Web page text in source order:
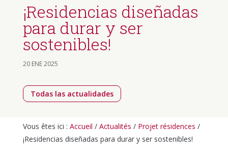
¡Residencias diseñadas
para durar y ser
sostenibles!
20 ENE 2025
Todas las actualidades
Vous êtes ici : Accueil / Actualités / Projet résidences /
¡Residencias diseñadas para durar y ser sostenibles!